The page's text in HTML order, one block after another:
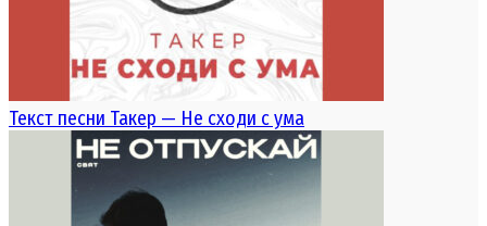
Текст песни Такер — Не сходи с ума